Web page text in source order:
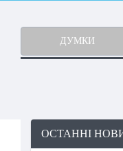
ДУМКИ
ОСТАННІ